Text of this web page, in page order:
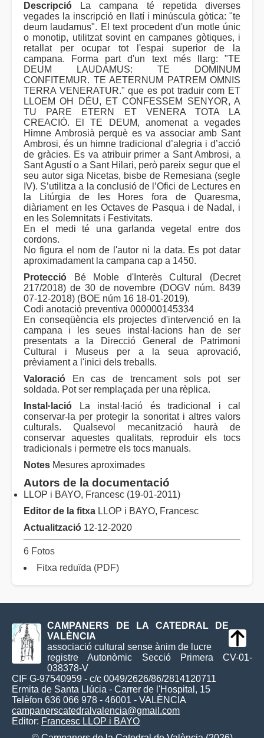
Descripció La campana té repetida diverses
vegades la inscripció en llatí i minúscula gòtica: "te
deum laudamus". El text procedent d'un motle únic
o monotip, utilitzat sovint en campanes gòtiques, i
retallat per ocupar tot l'espai superior de la
campana. Forma part d'un text més llarg: "TE
DEUM LAUDAMUS: TE DOMINUM
CONFITEMUR. TE AETERNUM PATREM OMNIS
TERRA VENERATUR." que es pot traduir com ET
LLOEM OH DÉU, ET CONFESSEM SENYOR, A
TU PARE ETERN ET VENERA TOTA LA
CREACIÓ. El TE DEUM, anomenat a vegades
Himne Ambrosià perquè es va associar amb Sant
Ambrosi, és un himne tradicional d’alegria i d’acció
de gràcies. Es va atribuir primer a Sant Ambrosi, a
Sant Agustí o a Sant Hilari, però pareix segur que el
seu autor siga Nicetas, bisbe de Remesiana (segle
IV). S’utilitza a la conclusió de l’Ofici de Lectures en
la Litúrgia de les Hores fora de Quaresma,
diàriament en les Octaves de Pasqua i de Nadal, i
en les Solemnitats i Festivitats.
En el medi té una garlanda vegetal entre dos
cordons.
No figura el nom de l'autor ni la data. Es pot datar
aproximadament la campana cap a 1450.
Protecció Bé Moble d'Interès Cultural (Decret
217/2018) de 30 de novembre (DOGV núm. 8439
07-12-2018) (BOE núm 16 18-01-2019).
Codi anotació preventiva 000000145334
En conseqüència els projectes d'intervenció en la
campana i les seues instal·lacions han de ser
presentats a la Direcció General de Patrimoni
Cultural i Museus per a la seua aprovació,
prèviament a l'inici dels treballs.
Valoració En cas de trencament sols pot ser
soldada. Pot ser remplaçada per una rèplica.
Instal·lació La instal·lació és tradicional i cal
conservar-la per protegir la sonoritat i altres valors
culturals. Qualsevol mecanització haurà de
conservar aquestes qualitats, reproduir els tocs
tradicionals i permetre els tocs manuals.
Notes Mesures aproximades
Autors de la documentació
LLOP i BAYO, Francesc (19-01-2011)
Editor de la fitxa LLOP i BAYO, Francesc
Actualització 12-12-2020
6 Fotos
Fitxa reduïda (PDF)
CAMPANERS DE LA CATEDRAL DE
VALÈNCIA
associació cultural sense ànim de lucre
registre Autonòmic Secció Primera CV-01-
038378-V
CIF G-97540959 - c/c 0049/2626/86/2814120711
Ermita de Santa Llúcia - Carrer de l'Hospital, 15
Telèfon 636 066 978 - 46001 - VALÈNCIA
campanerscatedralvalencia@gmail.com
Editor: Francesc LLOP i BAYO